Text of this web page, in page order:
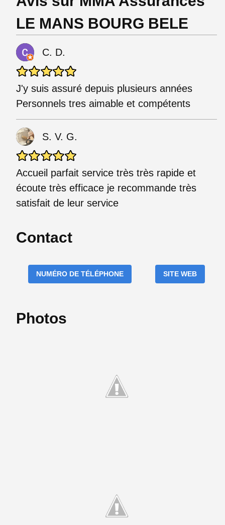
LE MANS BOURG BELE
C. D.
J'y suis assuré depuis plusieurs années
Personnels tres aimable et compétents
S. V. G.
Accueil parfait service très très rapide et
écoute très efficace je recommande très
satisfait de leur service
Contact
NUMÉRO DE TÉLÉPHONE SITE WEB
Photos